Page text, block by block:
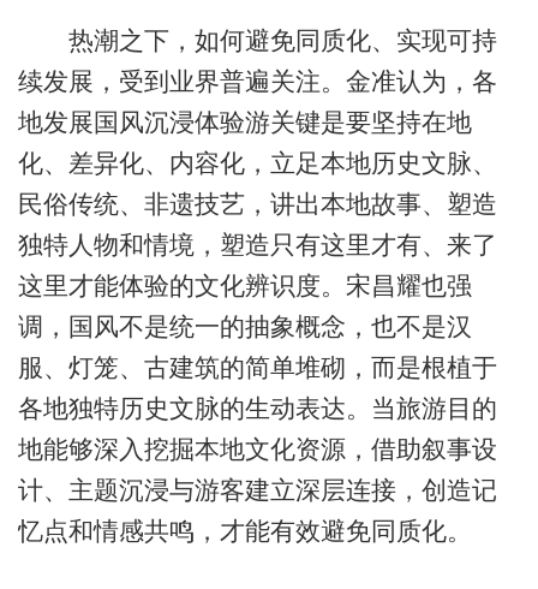
热潮之下，如何避免同质化、实现可持
续发展，受到业界普遍关注。金准认为，各
地发展国风沉浸体验游关键是要坚持在地
化、差异化、内容化，立足本地历史文脉、
民俗传统、非遗技艺，讲出本地故事、塑造
独特人物和情境，塑造只有这里才有、来了
这里才能体验的文化辨识度。宋昌耀也强
调，国风不是统一的抽象概念，也不是汉
服、灯笼、古建筑的简单堆砌，而是根植于
各地独特历史文脉的生动表达。当旅游目的
地能够深入挖掘本地文化资源，借助叙事设
计、主题沉浸与游客建立深层连接，创造记
忆点和情感共鸣，才能有效避免同质化。